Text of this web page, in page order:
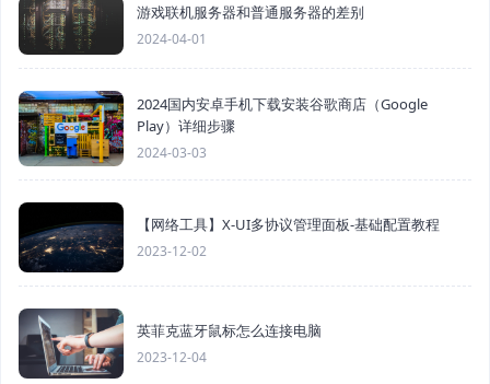
游戏联机服务器和普通服务器的差别
2024-04-01
2024国内安卓手机下载安装谷歌商店（Google
Play）详细步骤
2024-03-03
【网络工具】X-UI多协议管理面板-基础配置教程
2023-12-02
英菲克蓝牙鼠标怎么连接电脑
2023-12-04